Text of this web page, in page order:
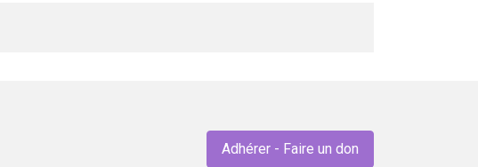
Adhérer - Faire un don